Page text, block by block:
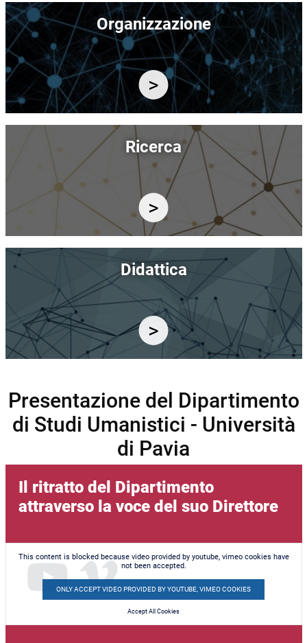
Immagine
Organizzazione
Immagine
Ricerca
Immagine
Didattica
Presentazione del Dipartimento
di Studi Umanistici - Università
di Pavia
Il ritratto del Dipartimento
attraverso la voce del suo Direttore
This content is blocked because video provided by youtube, vimeo cookies have
not been accepted.
ONLY ACCEPT VIDEO PROVIDED BY YOUTUBE, VIMEO COOKIES
Accept All Cookies